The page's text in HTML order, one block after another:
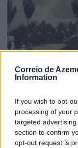
Correio de
Information
If you wish to opt-
processing of your
targeted
section to confirm
opt-out request is
Da chuva
8/08/2026